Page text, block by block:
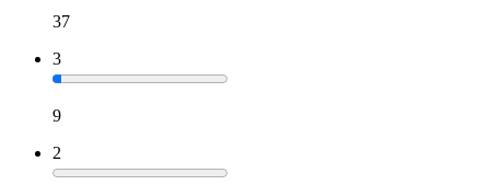
37
3
9
2